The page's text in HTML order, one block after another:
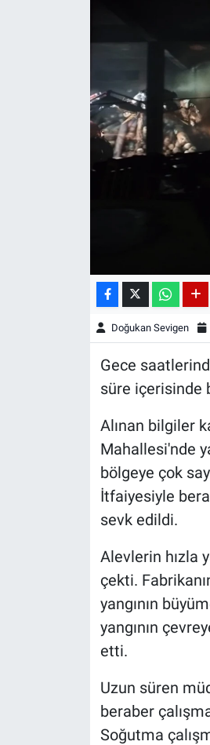
Doğukan Sevigen
Gece
süre içerisinde
Alınan bilgiler
Mahallesi'nde
bölgeye çok
İtfaiyesiyle
sevk edildi.
Alevlerin hızla
çekti.
yangının
yangının
etti.
Uzun süren
beraber
Soğutma